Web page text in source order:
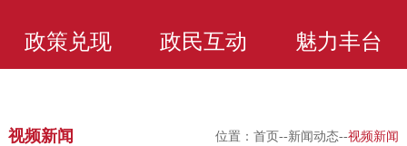
政策兑现 政民互动 魅力丰台
视频新闻 位置：首页--新闻动态--视频新闻